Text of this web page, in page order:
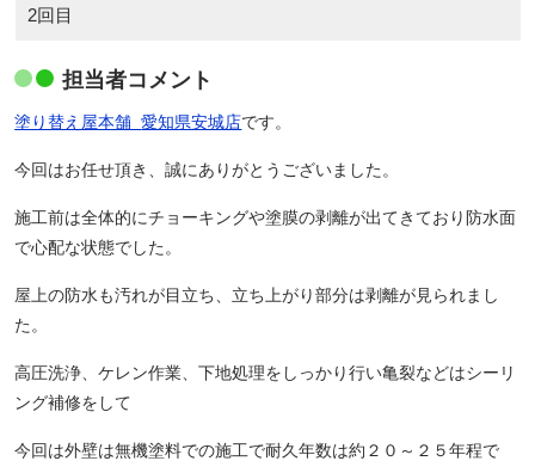
2回目
担当者コメント
塗り替え屋本舗愛知県安城店です。
今回はお任せ頂き、誠にありがとうございました。
施工前は全体的にチョーキングや塗膜の剥離が出てきており防水面
で心配な状態でした。
屋上の防水も汚れが目立ち、立ち上がり部分は剥離が見られまし
た。
高圧洗浄、ケレン作業、下地処理をしっかり行い亀裂などはシーリ
ング補修をして
今回は外壁は無機塗料での施工で耐久年数は約２０～２５年程で